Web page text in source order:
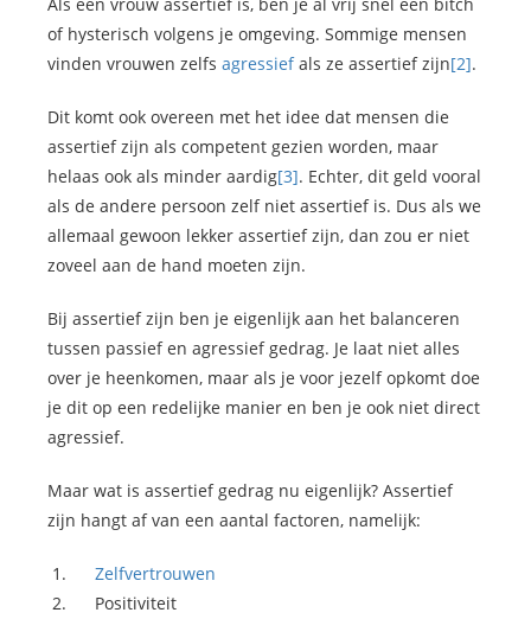
of hysterisch volgens je omgeving. Sommige mensen
vinden vrouwen zelfs agressiefals ze assertief zijn[2].
Dit komt ook overeen met het idee dat mensen die
assertief zijn als competent gezien worden, maar
helaas ook als minder aardig[3]. Echter, dit geld vooral
als de andere persoon zelf niet assertief is. Dus als we
allemaal gewoon lekker assertief zijn, dan zou er niet
zoveel aan de hand moeten zijn.
Bij assertief zijn ben je eigenlijk aan het balanceren
tussen passief en agressief gedrag. Je laat niet alles
over je heenkomen, maar als je voor jezelf opkomt doe
je dit op een redelijke manier en ben je ook niet direct
agressief.
Maar wat is assertief gedrag nu eigenlijk? Assertief
zijn hangt af van een aantal factoren, namelijk:
Zelfvertrouwen
Positiviteit